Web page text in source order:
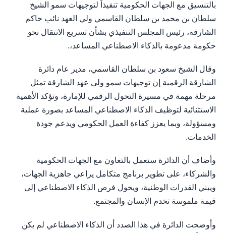
بالتنسيق مع الجهات الحكومية تنفيذاً لتوجيهات سمو الشيخ
سلطان بن محمد بن سلطان القاسمي ولي العهد نائب حاكم
الشارقة، رئيس المجلس التنفيذي بشأن تسريع الانتقال نحو
حكومة مدعومة بالذكاء الاصطناعي المساعد،.
وقال الشيخ سعود بن سلطان القاسمي، مدير عام دائرة
الشارقة الرقمية إن توجيهات سمو ولي عهد الشارقة تمثل
مرحلة مهمة في مسيرة التحول الرقمي للإمارة، وتؤكد الأهمية
الاستثنائية لتوظيف الذكاء الاصطناعي المساعد بصورة عملية
ومسؤولة، وبما يعزز كفاءة العمل الحكومي ويدعم جودة
الخدمات.
وأضاف أن الدائرة ستعمل بالتعاون مع الجهات الحكومية
والشركاء، على تطوير برنامج متكامل يراعي جاهزية الجهات،
ويبني القدرات الوطنية، ويحول فرص الذكاء الاصطناعي إلى
قيمة ملموسة تخدم الإنسان والمجتمع.
وأوضحت الدائرة في هذا الصدد أن الذكاء الاصطناعي لم يكن